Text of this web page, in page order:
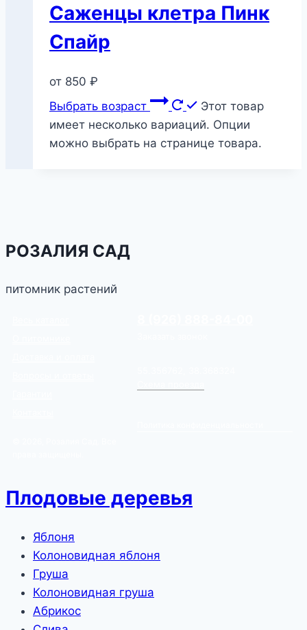
Саженцы клетра Пинк
Спайр
от 850 ₽
Выбрать возраст
Этот товар
имеет несколько вариаций. Опции
можно выбрать на странице товара.
РОЗАЛИЯ САД
питомник растений
Плодовые деревья
Яблоня
Колоновидная яблоня
Груша
Колоновидная груша
Абрикос